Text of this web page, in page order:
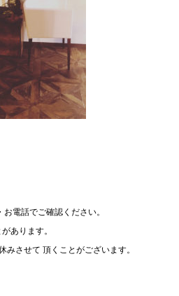
電話でご確認ください。
あります。
させて 頂くことがございます。